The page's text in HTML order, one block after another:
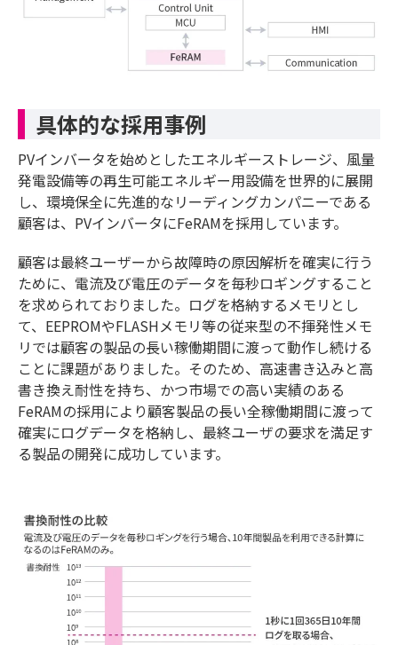
具体的な採用事例
PVインバータを始めとしたエネルギーストレージ、風量
発電設備等の再生可能エネルギー用設備を世界的に展開
し、環境保全に先進的なリーディングカンパニーである
顧客は、PVインバータにFeRAMを採用しています。
顧客は最終ユーザーから故障時の原因解析を確実に行う
ために、電流及び電圧のデータを毎秒ロギングすること
を求められておりました。ログを格納するメモリとし
て、EEPROMやFLASHメモリ等の従来型の不揮発性メモ
リでは顧客の製品の長い稼働期間に渡って動作し続ける
ことに課題がありました。そのため、高速書き込みと高
書き換え耐性を持ち、かつ市場での高い実績のある
FeRAMの採用により顧客製品の長い全稼働期間に渡って
確実にログデータを格納し、最終ユーザの要求を満足す
る製品の開発に成功しています。